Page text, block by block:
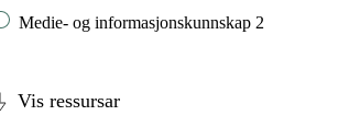
Medie- og informasjonskunnskap 2
Vis ressursar